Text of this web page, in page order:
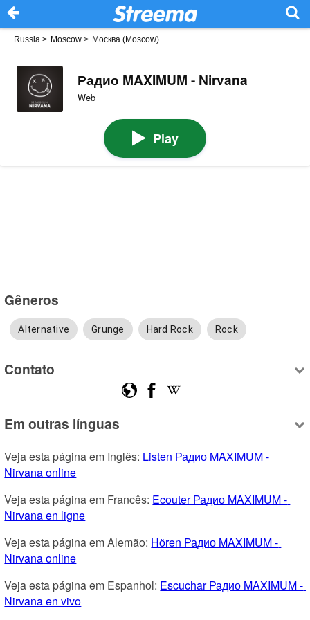
Russia > Moscow > Москва (Moscow)
Радио MAXIMUM - Nirvana
Web
Play
Gêneros
Alternative Grunge Hard Rock Rock
Contato
Em outras línguas
Veja esta página em Inglês: Listen Радио MAXIMUM -
Nirvana online
Veja esta página em Francês: Ecouter Радио MAXIMUM -
Nirvana en ligne
Veja esta página em Alemão: Hören Радио MAXIMUM -
Nirvana online
Veja esta página em Espanhol: Escuchar Радио MAXIMUM -
Nirvana en vivo